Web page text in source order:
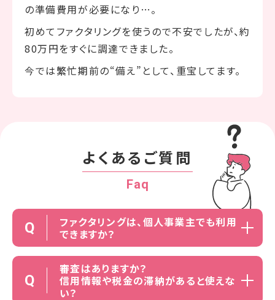
の準備費用が必要になり…。
初めてファクタリングを使うので不安でしたが、約
80万円をすぐに調達できました。
今では繁忙期前の“備え”として、重宝してます。
よくあるご質問
Faq
Q
ファクタリングは、個人事業主でも利用
できますか？
Q
審査はありますか？
信用情報や税金の滞納があると使えな
い？